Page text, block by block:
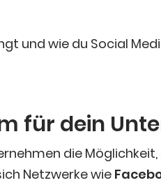
und wie du Social
für dein
die
Netz­wer­ke wie